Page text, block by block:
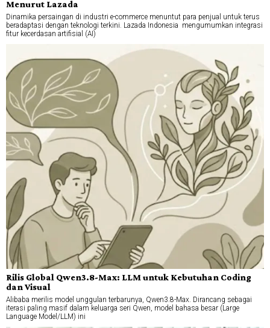
Menurut Lazada
Dinamika persaingan di industri e-commerce menuntut para penjual untuk terus
beradaptasi dengan teknologi terkini. Lazada Indonesia mengumumkan integrasi
fitur kecerdasan artifisial (AI)
Rilis Global Qwen3.8-Max: LLM untuk Kebutuhan Coding
dan Visual
Alibaba merilis model unggulan terbarunya, Qwen3.8-Max. Dirancang sebagai
iterasi paling masif dalam keluarga seri Qwen, model bahasa besar (Large
Language Model/LLM) ini